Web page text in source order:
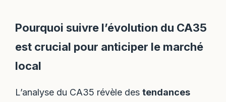
Pourquoi suivre l’évolution du CA35
est crucial pour anticiper le marché
local
L’analyse du CA35 révèle destendances